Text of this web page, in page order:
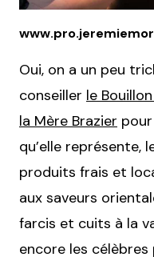
Oui, on a un peu
conseiller le
la Mère Brazier
qu’elle représente,
produits frais et
aux saveurs
farcis et cuits à la
encore les